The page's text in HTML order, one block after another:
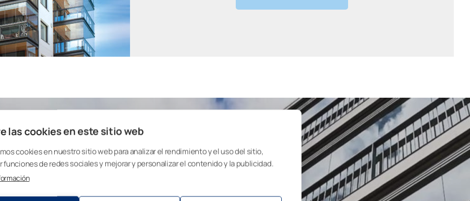
las cookies en este sitio web
cookies en nuestro sitio web para analizar el rendimiento y el uso del sitio,
funciones de redes sociales y mejorar y personalizar el contenido y la publicidad.